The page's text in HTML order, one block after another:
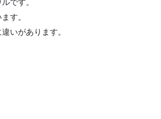
です。
す。
いがあります。